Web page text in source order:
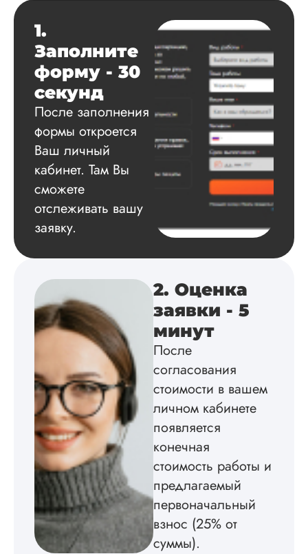
о статусе заказа.
Структура
исследования
выполнена в...
Читать полный
Данила
Вид работы:
Диссертация
Дата:
2025-03-15
Автору огромное
спасибо за
сам подобрал
оформил и провел
подробное
экспериментов,
дальше заказывать
работы здесь.
Вид работы:
Диссертация
1.
Заполните
форму - 30
секунд
После заполнения
формы откроется
Ваш личный
кабинет. Там Вы
сможете
отслеживать вашу
заявку.
2. Оценка
заявки - 5
минут
После
согласования
стоимости в вашем
личном кабинете
появляется
конечная
стоимость работы и
предлагаемый
первоначальный
взнос (25% от
суммы).